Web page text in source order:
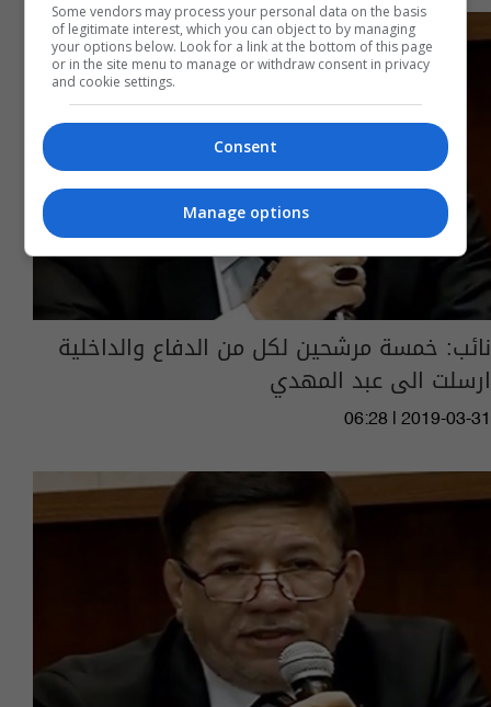
نائب: خمسة مرشحين لكل من الدفاع والداخلية
ارسلت الى عبد المهدي
06:28 | 2019-03-31
Some vendors may process your personal data on the basis
of legitimate interest, which you can object to by managing
your options below. Look for a link at the bottom of this page
or in the site menu to manage or withdraw consent in privacy
and cookie settings.
Consent
Manage options